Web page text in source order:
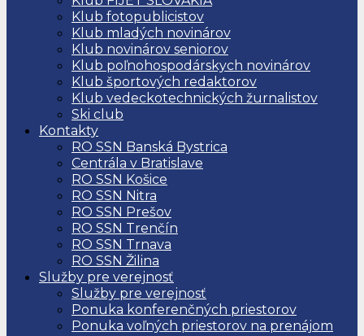
Klub fotopublicistov
Klub mladých novinárov
Klub novinárov seniorov
Klub poľnohospodárskych novinárov
Klub športových redaktorov
Klub vedeckotechnických žurnalistov
Ski club
Kontakty
RO SSN Banská Bystrica
Centrála v Bratislave
RO SSN Košice
RO SSN Nitra
RO SSN Prešov
RO SSN Trenčín
RO SSN Trnava
RO SSN Žilina
Služby pre verejnosť
Služby pre verejnosť
Ponuka konferenčných priestorov
Ponuka voľných priestorov na prenájom